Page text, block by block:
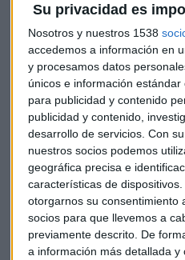
Su privacidad es
Nosotros y nuestros 1538
accedemos a información en
y procesamos datos
únicos e información
para publicidad y contenido
publicidad y contenido,
desarrollo de servicios. Con
nuestros socios podemos
geográfica precisa e
características de
otorgarnos su consentimiento
socios para que llevemos a
previamente descrito. De
a información más detallada
Puedes escuchar la
de Bankinter, en el programa
Radio, en el siguiente audio.
https://play.uwhisp.com/
estan-creando-nuevos-
fernando-hafner-dtor-pymes-
Pymes Empresas